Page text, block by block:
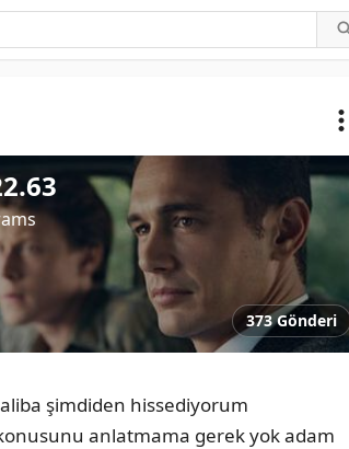
373 Gönderi
şimdiden hissediyorum
anlatmama gerek yok adam